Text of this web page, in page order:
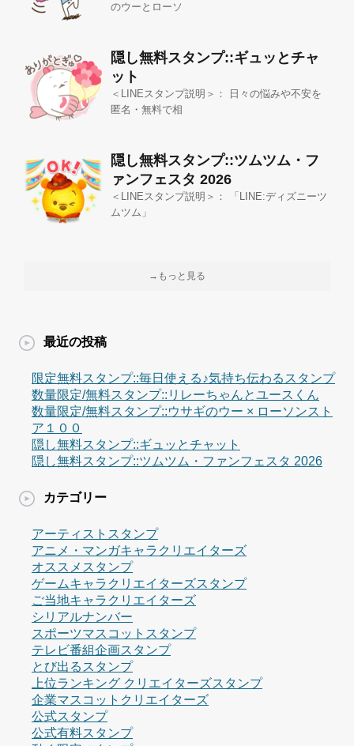
のウーとローソ
隠し無料スタンプ::ギュッとチャ
ット
＜LINEスタンプ説明＞： 日々の悩みや不安を
匿名・無料で相
隠し無料スタンプ::ツムツム・フ
ァンフェスタ 2026
＜LINEスタンプ説明＞： 「LINE:ディズニーツ
ムツム」
→もっと見る
最近の投稿
限定無料スタンプ::毎日使える♪気持ち伝わるスタンプ
数量限定/無料スタンプ::リレーちゃんとユースくん
数量限定/無料スタンプ::ウサギのウー × ローソンスト
ア１００
隠し無料スタンプ::ギュッとチャット
隠し無料スタンプ::ツムツム・ファンフェスタ 2026
カテゴリー
アーティストスタンプ
アニメ・マンガキャラクリエイターズ
オススメスタンプ
ゲームキャラクリエイターズスタンプ
ご当地キャラクリエイターズ
シリアルナンバー
スポーツマスコットスタンプ
テレビ番組企画スタンプ
とび出るスタンプ
上位ランキング クリエイターズスタンプ
企業マスコットクリエイターズ
公式スタンプ
公式有料スタンプ